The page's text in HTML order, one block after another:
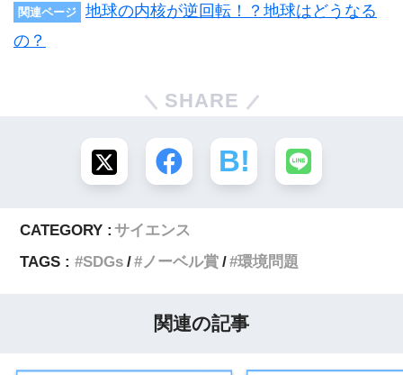
関連ページ
地球の内核が逆回転！？地球はどうなる
の？
SHARE
CATEGORY : サイエンス
TAGS :
SDGs ノーベル賞 環境問題
関連の記事